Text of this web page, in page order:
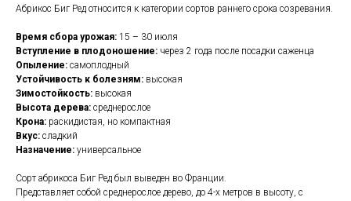
Абрикос Биг Ред относится к категории сортов раннего срока созревания.
Время сбора урожая: 15 – 30 июля
Вступление в плодоношение: через 2 года после посадки саженца
Опыление: самоплодный
Устойчивость к болезням: высокая
Зимостойкость: высокая
Высота дерева: среднерослое
Крона: раскидистая, но компактная
Вкус: сладкий
Назначение: универсальное
Сорт абрикоса Биг Ред был выведен во Франции.
Представляет собой среднерослое дерево, до 4-х метров в высоту, с